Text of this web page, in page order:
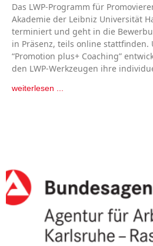
Das LWP-Programm für
Akademie der Leibniz Universität
terminiert und geht in die
in Präsenz, teils online stattfinden.
“Promotion plus+ Coaching”
den LWP-Werkzeugen ihre
weiterlesen ...